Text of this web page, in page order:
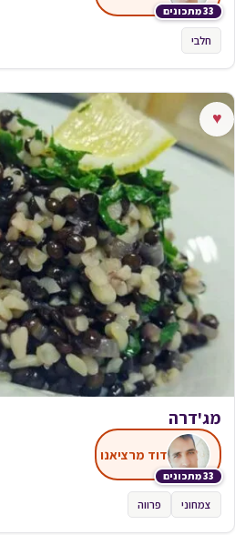
33 מתכונים
חלבי
♥
מג'דרה
33 מתכונים
דוד מרציאנו
צמחוני פרווה